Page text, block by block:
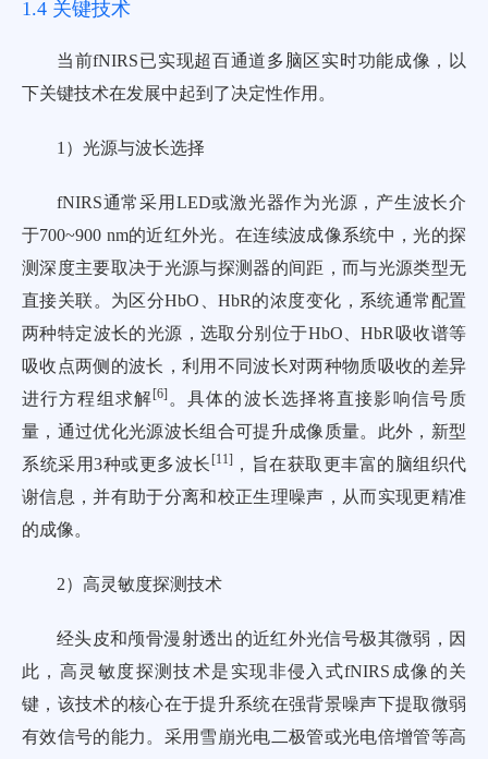
1.4 关键技术
当前fNIRS已实现超百通道多脑区实时功能成像，以
下关键技术在发展中起到了决定性作用。
1）光源与波长选择
fNIRS通常采用LED或激光器作为光源，产生波长介
于700~900 nm的近红外光。在连续波成像系统中，光的探
测深度主要取决于光源与探测器的间距，而与光源类型无
直接关联。为区分HbO、HbR的浓度变化，系统通常配置
两种特定波长的光源，选取分别位于HbO、HbR吸收谱等
吸收点两侧的波长，利用不同波长对两种物质吸收的差异
进行方程组求解[6] 。具体的波长选择将直接影响信号质
量，通过优化光源波长组合可提升成像质量。此外，新型
系统采用3种或更多波长 [11] ，旨在获取更丰富的脑组织代
谢信息，并有助于分离和校正生理噪声，从而实现更精准
的成像。
2）高灵敏度探测技术
经头皮和颅骨漫射透出的近红外光信号极其微弱，因
此，高灵敏度探测技术是实现非侵入式fNIRS成像的关
键，该技术的核心在于提升系统在强背景噪声下提取微弱
有效信号的能力。采用雪崩光电二极管或光电倍增管等高